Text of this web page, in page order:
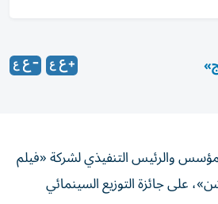
على جائزة التوزيع السينمائي
وذلك خلال الدورة الثانية